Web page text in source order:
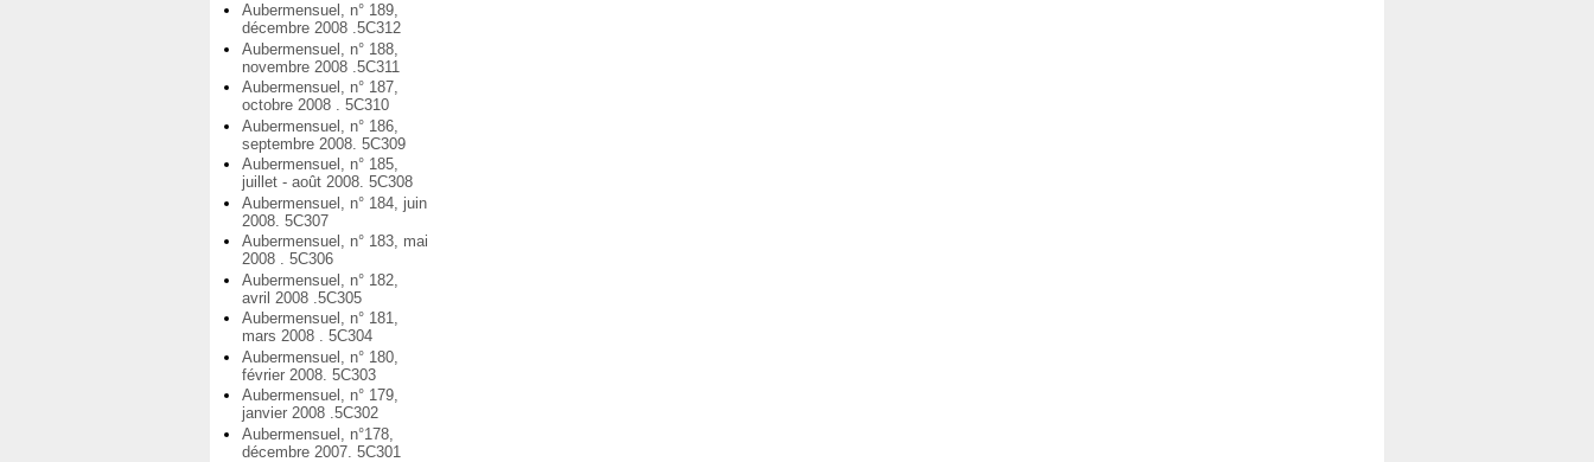
Aubermensuel, n° 189,
décembre 2008 .5C312
Aubermensuel, n° 188,
novembre 2008 .5C311
Aubermensuel, n° 187,
octobre 2008 . 5C310
Aubermensuel, n° 186,
septembre 2008. 5C309
Aubermensuel, n° 185,
juillet - août 2008. 5C308
Aubermensuel, n° 184, juin
2008. 5C307
Aubermensuel, n° 183, mai
2008 . 5C306
Aubermensuel, n° 182,
avril 2008 .5C305
Aubermensuel, n° 181,
mars 2008 . 5C304
Aubermensuel, n° 180,
février 2008. 5C303
Aubermensuel, n° 179,
janvier 2008 .5C302
Aubermensuel, n°178,
décembre 2007. 5C301